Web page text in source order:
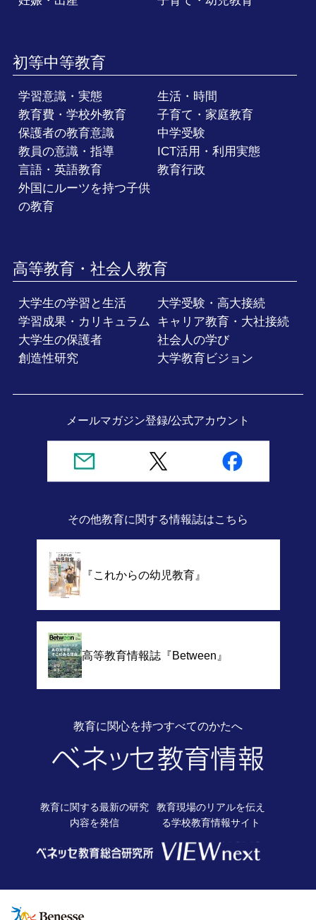
初等中等教育
学習意識・実態
生活・時間
教育費・学校外教育
子育て・家庭教育
保護者の教育意識
中学受験
教員の意識・指導
ICT活用・利用実態
言語・英語教育
教育行政
外国にルーツを持つ子供
の教育
高等教育・社会人教育
大学生の学習と生活
大学受験・高大接続
学習成果・カリキュラム
キャリア教育・大社接続
大学生の保護者
社会人の学び
創造性研究
大学教育ビジョン
メールマガジン登録/公式アカウント
その他教育に関する情報誌はこちら
『これからの幼児教育』
高等教育情報誌『Between』
教育に関心を持つすべてのかたへ
教育に関する最新の研究
内容を発信
教育現場のリアルを伝え
る学校教育情報サイト